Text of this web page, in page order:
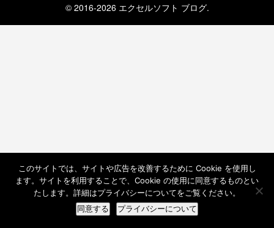
© 2016-2026 エクセルソフト ブログ.
このサイトでは、サイトや広告を改善するために Cookie を使用し
ます。サイトを利用することで、Cookie の使用に同意するものとい
たします。詳細はプライバシーについてをご覧ください。
同意する プライバシーについて